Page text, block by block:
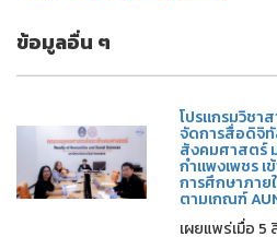
ข้อมูลอื่น ๆ
โปรแกรมวิชา
จัดการสื่อดิจิ
สังคมศาสตร์
กำแพงเพชร
การศึกษาภา
ตามเกณฑ์
เผยแพร่เมื่อ 5